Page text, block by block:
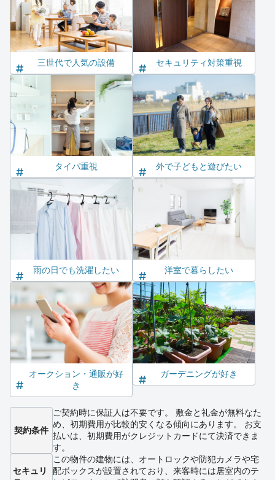
三世代で人気の設備 セキュリティ対策重視
タイパ重視 外で子どもと遊びたい
雨の日でも洗濯したい 洋室で暮らしたい
オークション・通販が好
き
ガーデニングが好き
契約条件
ご契約時に保証人は不要です。 敷金と礼金が無料なた
め、初期費用が比較的安くなる傾向にあります。 お支
払いは、初期費用がクレジットカードにて決済できま
す。
セキュリ
この物件の建物には、オートロックや防犯カメラや宅
配ボックスが設置されており、来客時には居室内のテ